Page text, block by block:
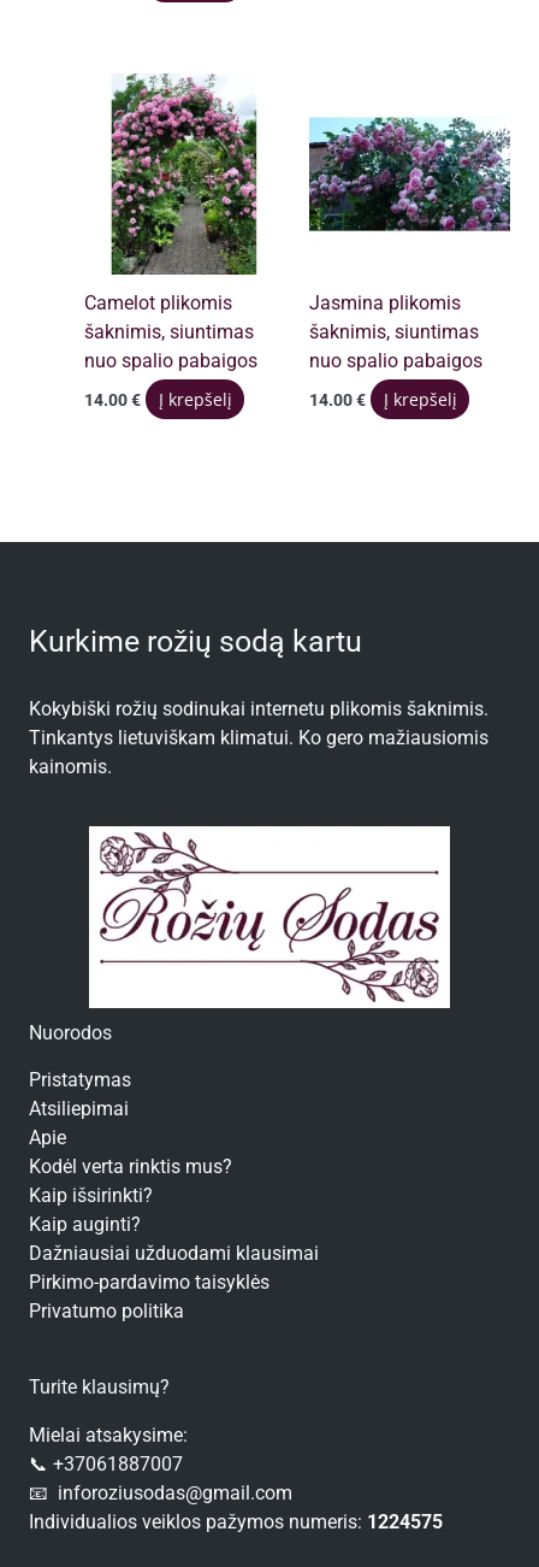
Camelot plikomis
šaknimis, siuntimas
nuo spalio pabaigos
14.00€ Į krepšelį
Jasmina plikomis
šaknimis, siuntimas
nuo spalio pabaigos
14.00€ Į krepšelį
Kurkime rožių sodą kartu
Kokybiški rožių sodinukai internetu plikomis šaknimis.
Tinkantys lietuviškam klimatui. Ko gero mažiausiomis
kainomis.
Nuorodos
Pristatymas
Atsiliepimai
Apie
Kodėl verta rinktis mus?
Kaip išsirinkti?
Kaip auginti?
Dažniausiai užduodami klausimai
Pirkimo-pardavimo taisyklės
Privatumo politika
Turite klausimų?
Mielai atsakysime:
📞 +37061887007
📧 inforoziusodas@gmail.com
Individualios veiklos pažymos numeris: 1224575